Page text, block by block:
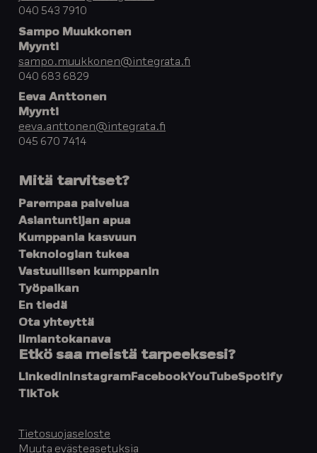
040 543 7910
Sampo Muukkonen
Myynti
sampo.muukkonen@integrata.fi
040 683 6829
Eeva Anttonen
Myynti
eeva.anttonen@integrata.fi
045 670 7414
Mitä tarvitset?
Parempaa palvelua
Asiantuntijan apua
Kumppania kasvuun
Teknologian tukea
Vastuullisen kumppanin
Työpaikan
En tiedä
Ota yhteyttä
Ilmiantokanava
Etkö saa meistä tarpeeksesi?
LinkedInInstagramFacebookYouTubeSpotify
TikTok
Tietosuojaseloste
Muuta evästeasetuksia